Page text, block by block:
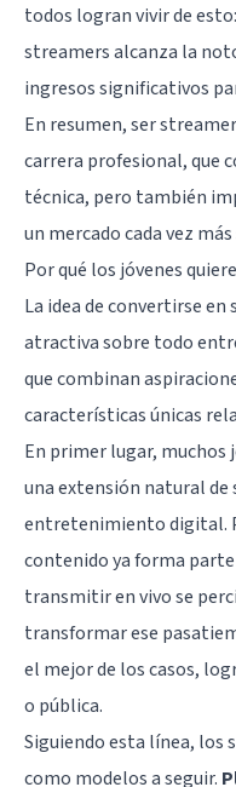
todos logran vivir de
streamers alcanza la
ingresos significativos
En resumen, ser
carrera profesional, que
técnica, pero también
un mercado cada vez
Por qué los jóvenes
La idea de convertirse
atractiva sobre todo
que combinan
características únicas
En primer lugar, muchos
una extensión natural de
entretenimiento digital.
contenido ya forma parte
transmitir en vivo se
transformar ese
el mejor de los casos,
o pública.
Siguiendo esta línea, los
como modelos a seguir.